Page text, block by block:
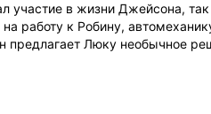
участие в жизни Джейсона,
работу к Робину,
Люку необычное